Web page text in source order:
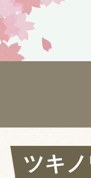
ツキ